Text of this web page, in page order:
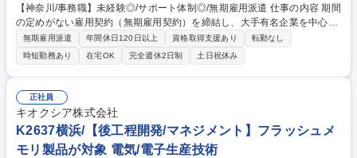
【神奈川/事務職】未経験◎/サポート体制◎/無期雇用派遣 仕事の内容 期間
の定めがない雇用契約（無期雇用契約）を締結し、大手有名企業を中心と
した取引先で働く「事務職」です。コールセンター業務はございません◎
入社前にオンライン研修があるため未経験でもご安心ください！ 【魅力】
■就業先：総合商社や大手メーカー、金融機関など、大手有名企業がメイ
ン。駅から近いオフィス街で働けます！入社後も育てる気持ちで受け入れ
てくださるため、安心して長期的に就業できる環境です。（実際に1社で
の平均勤続年数は2年以上。直接雇用になる方も年々増えています！） ■
働きやすさ：残業は少なめ。帰りにお買い物をしたり、舞台を見に行った
りなど、プライベートも充実させている方が多いです！ 募集職種 8月内
定･9月入社可能!【神奈川/事務職】未経験◎/サポート体制◎/無期雇用派遣
無期雇用派遣 年間休日120日以上 資格取得支援あり
転勤なし
時短勤務あり
在宅OK 完全週休2日制 土日祝休み
正社員
キオクシア株式会社
K2637横浜/【後工程開発/マネジメント】フラッシュメ
モリ製品が対象 電気/電子生産技術